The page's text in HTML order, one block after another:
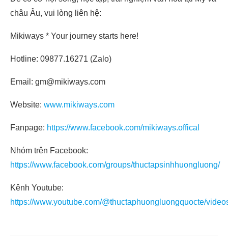
châu Âu, vui lòng liên hệ:
Mikiways * Your journey starts here!
Hotline: 09877.16271 (Zalo)
Email: gm@mikiways.com
Website: www.mikiways.com
Fanpage: https://www.facebook.com/mikiways.offical
Nhóm trên Facebook:
https://www.facebook.com/groups/thuctapsinhhuongluong/
Kênh Youtube:
https://www.youtube.com/@thuctaphuongluongquocte/